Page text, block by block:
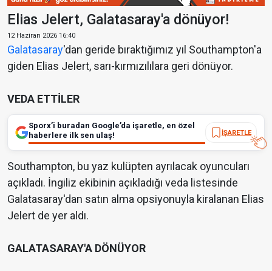
Elias Jelert, Galatasaray'a dönüyor!
12 Haziran 2026 16:40
Galatasaray'dan geride bıraktığımız yıl Southampton'a
giden Elias Jelert, sarı-kırmızılılara geri dönüyor.
VEDA ETTİLER
Sporx’i buradan Google’da işaretle, en özel
haberlere ilk sen ulaş!
İŞARETLE
Southampton, bu yaz kulüpten ayrılacak oyuncuları
açıkladı. İngiliz ekibinin açıkladığı veda listesinde
Galatasaray'dan satın alma opsiyonuyla kiralanan Elias
Jelert de yer aldı.
GALATASARAY'A DÖNÜYOR